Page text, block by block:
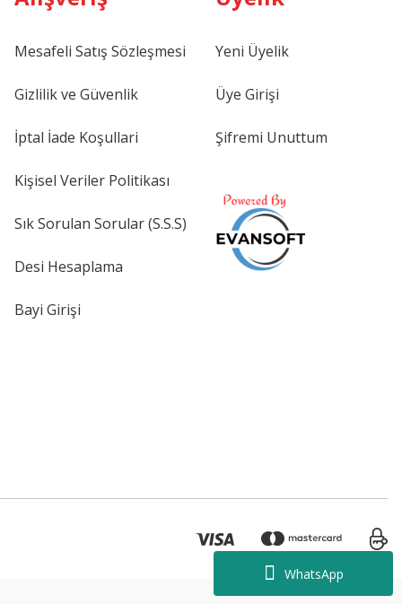
WhatsApp
Mesafeli Satış Sözleşmesi
Gizlilik ve Güvenlik
İptal İade Koşullari
Kişisel Veriler Politikası
Sık Sorulan Sorular (S.S.S)
Desi Hesaplama
Bayi Girişi
Yeni Üyelik
Üye Girişi
Şifremi Unuttum